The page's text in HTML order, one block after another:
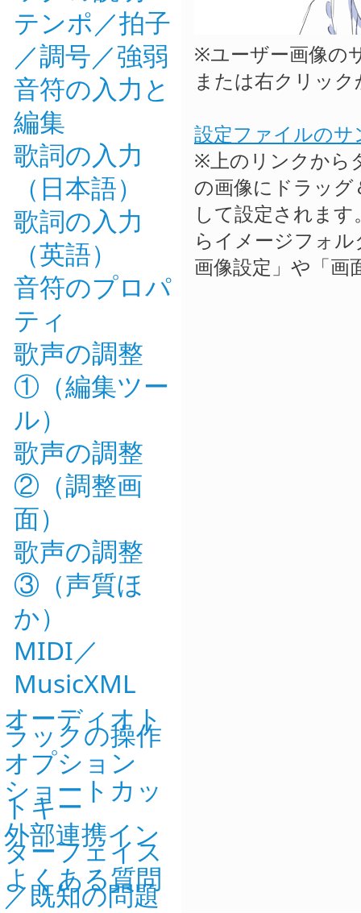
テンポ／拍子
／調号／強弱
音符の入力と
編集
歌詞の入力
（日本語）
歌詞の入力
（英語）
音符のプロパ
ティ
歌声の調整
①（編集ツー
ル）
歌声の調整
②（調整画
面）
歌声の調整
③（声質ほ
か）
MIDI／
MusicXML
オーディオト
ラックの操作
オプション
ショートカッ
トキー
外部連携イン
ターフェイス
よくある質問
／既知の問題
※ユーザー画像の
または右クリッ
設定ファイルのサ
※上のリンクから
の画像にドラッ
して設定されま
らイメージフォ
画像設定」や「画